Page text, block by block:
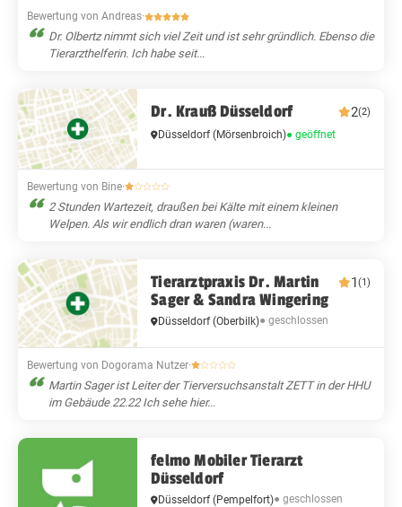
Bewertung von Andreas·
Dr. Olbertz nimmt sich viel Zeit und ist sehr gründlich. Ebenso die
Tierarzthelferin. Ich habe seit...
Dr. Krauß Düsseldorf 2(2)
Düsseldorf(Mörsenbroich)● geöffnet
Bewertung von Bine·
2 Stunden Wartezeit, draußen bei Kälte mit einem kleinen
Welpen. Als wir endlich dran waren (waren...
Tierarztpraxis Dr. Martin
Sager & Sandra Wingering
1(1)
Düsseldorf(Oberbilk)● geschlossen
Bewertung von Dogorama Nutzer·
Martin Sager ist Leiter der Tierversuchsanstalt ZETT in der HHU
im Gebäude 22.22 Ich sehe hier...
felmo Mobiler Tierarzt
Düsseldorf
Düsseldorf(Pempelfort)● geschlossen